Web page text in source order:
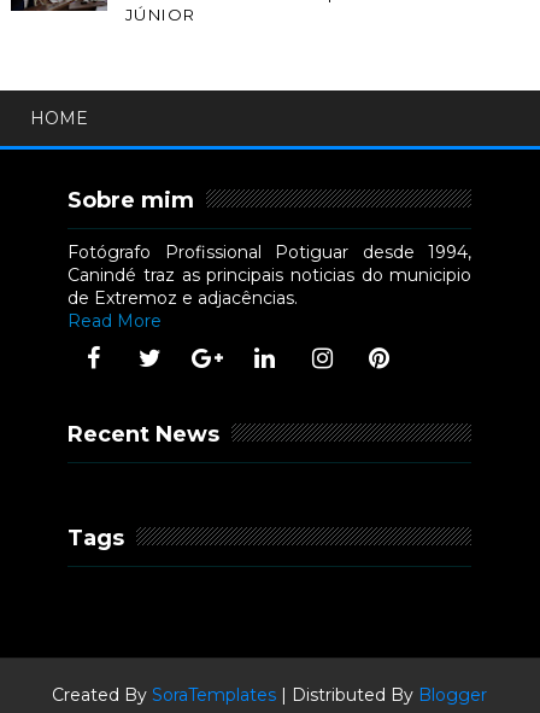
JÚNIOR
HOME
Sobre mim
Fotógrafo Profissional Potiguar desde 1994,
Canindé traz as principais noticias do municipio
de Extremoz e adjacências.
Read More
Recent News
Tags
Created BySoraTemplates | Distributed By Blogger